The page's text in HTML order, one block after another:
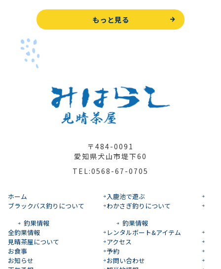
もっと見る
〒484-0091
愛知県犬山市堤下60
TEL:0568-67-0705
ホーム
入鹿池で遊ぶ
ブラックバス釣りについて
釣果情報
わかさぎ釣りについて
釣果情報
全釣果情報
レンタルボート&アイテム
見晴茶屋について
アクセス
お食事
予約
お知らせ
お問い合わせ